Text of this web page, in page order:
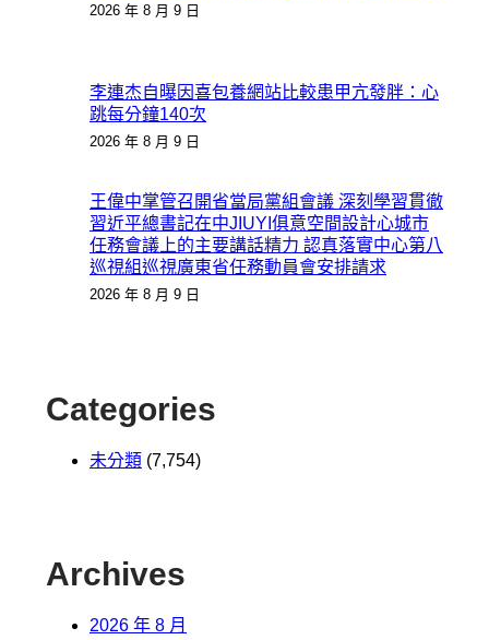
2026 年 8 月 9 日
李連杰自曝因喜包養網站比較患甲亢發胖：心
跳每分鐘140次
2026 年 8 月 9 日
王偉中掌管召開省當局黨組會議 深刻學習貫徹
習近平總書記在中JIUYI俱意空間設計心城市
任務會議上的主要講話精力 認真落實中心第八
巡視組巡視廣東省任務動員會安排請求
2026 年 8 月 9 日
Categories
未分類 (7,754)
Archives
2026 年 8 月